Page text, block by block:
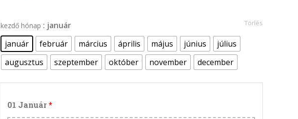
kezdő hónap : január
január
február március április május június
július
augusztus
szeptember október november december
Törlés
01 Január